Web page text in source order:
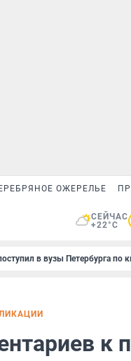
ОЖЕРЕЛЬЕ
СЕЙЧАС
+22°C
в вузы Петербурга по
к